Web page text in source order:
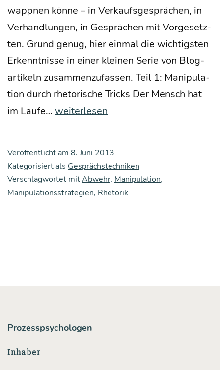
wapp­nen kön­ne – in Ver­kaufs­ge­sprä­chen, in
Ver­hand­lun­gen, in Gesprä­chen mit Vor­ge­setz­
ten. Grund genug, hier ein­mal die wich­tigs­ten
Erkennt­nis­se in einer klei­nen Serie von Blog­
ar­ti­keln zusam­men­zu­fas­sen. Teil 1: Mani­pu­la­
ti­on durch rhe­to­ri­sche Tricks Der Mensch hat
im Lau­fe… Abwehr
pu­
la­
ti­
pu­
weiterlesen
Veröffentlicht am 8. Juni 2013
Kategorisiert als Gesprächstechniken
Verschlagwortet mitAbwehr, Manipulation,
Manipulationsstrategien, Rhetorik
Prozesspsychologen
Inhaber